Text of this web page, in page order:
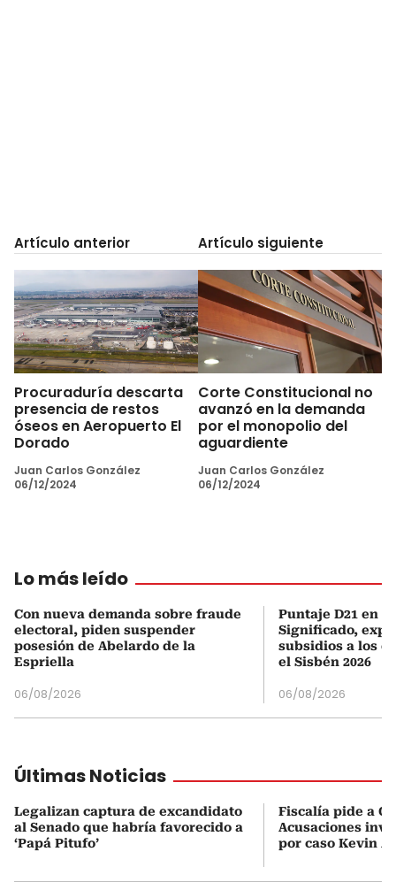
Artículo anterior
Procuraduría descarta
presencia de restos
óseos en Aeropuerto El
Dorado
Juan Carlos González
06/12/2024
Artículo siguiente
Corte Constitucional no
avanzó en la demanda
por el monopolio del
aguardiente
Juan Carlos González
06/12/2024
Lo más leído
Con nueva demanda sobre fraude
electoral, piden suspender
posesión de Abelardo de la
Espriella
06/08/2026
Puntaje D21 en
Significado,
subsidios a los
el Sisbén 2026
06/08/2026
Últimas Noticias
Legalizan captura de excandidato
al Senado que habría favorecido a
‘Papá Pitufo’
Fiscalía pide a
Acusaciones
por caso Kevin